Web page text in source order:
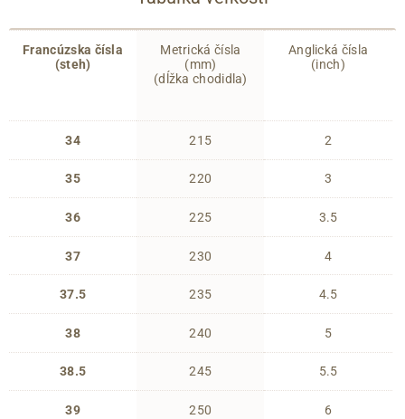
Francúzska čísla
(steh)
34
35
36
37
37.5
38
38.5
39
Metrická čísla
(mm)
(dĺžka chodidla)
215
220
225
230
235
240
245
250
Anglická čísla
(inch)
2
3
3.5
4
4.5
5
5.5
6